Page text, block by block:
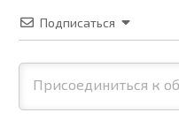
Подписаться